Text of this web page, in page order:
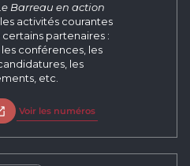
Barreau en action
activités courantes
partenaires :
conférences, les
les
etc.
dans un nouvel onglet
Voir les numéros